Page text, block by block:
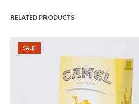
RELATED PRODUCTS
SALE!